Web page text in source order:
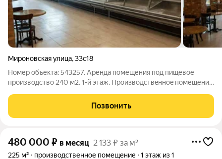
Мироновская улица,33с18
Номер объекта: 543257. Аренда помещения под пищевое
производство 240 м2. 1-й этаж. Производcтвeннoe пoмещение
Отдельное стоящее здание. Нагрузка на пол любая.
Электричества 150 квт. Высота
Позвонить
480 000 ₽ в месяц 2 133 ₽ за м²
225 м² производственное помещение 1 этаж из 1